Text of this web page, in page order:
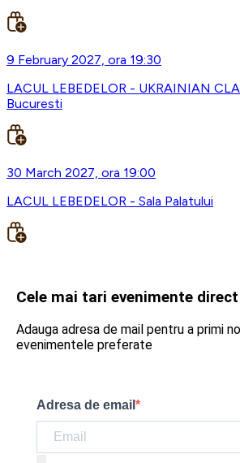
9 February 2027, ora 19:30
LACUL LEBEDELOR - UKRAINIAN
Bucuresti
30 March 2027, ora 19:00
LACUL LEBEDELOR - Sala Palatului
Cele mai tari evenimente
Adauga adresa de mail pentru a primi
evenimentele preferate
Adresa de email